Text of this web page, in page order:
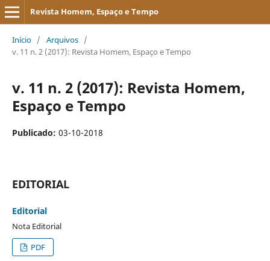
Revista Homem, Espaço e Tempo
Início / Arquivos /
v. 11 n. 2 (2017): Revista Homem, Espaço e Tempo
v. 11 n. 2 (2017): Revista Homem,
Espaço e Tempo
Publicado: 03-10-2018
EDITORIAL
Editorial
Nota Editorial
PDF